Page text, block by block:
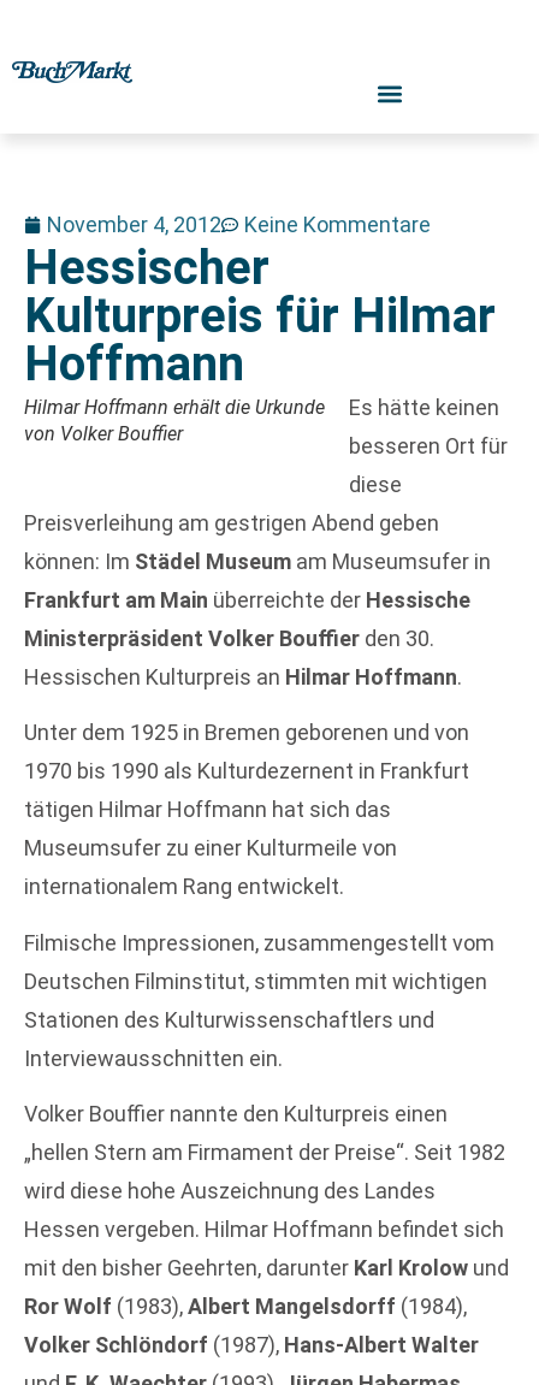
November 4, 2012 Keine Kommentare
Hessischer
Kulturpreis für Hilmar
Hoffmann
Hilmar Hoffmann erhält die Urkunde
von Volker Bouffier
Es hätte keinen
besseren Ort für
diese
Preisverleihung am gestrigen Abend geben
können: Im Städel Museum am Museumsufer in
Frankfurt am Main überreichte der Hessische
Ministerpräsident Volker Bouffier den 30.
Hessischen Kulturpreis an Hilmar Hoffmann.
Unter dem 1925 in Bremen geborenen und von
1970 bis 1990 als Kulturdezernent in Frankfurt
tätigen Hilmar Hoffmann hat sich das
Museumsufer zu einer Kulturmeile von
internationalem Rang entwickelt.
Filmische Impressionen, zusammengestellt vom
Deutschen Filminstitut, stimmten mit wichtigen
Stationen des Kulturwissenschaftlers und
Interviewausschnitten ein.
Volker Bouffier nannte den Kulturpreis einen
„hellen Stern am Firmament der Preise“. Seit 1982
wird diese hohe Auszeichnung des Landes
Hessen vergeben. Hilmar Hoffmann befindet sich
mit den bisher Geehrten, darunter Karl Krolow und
Ror Wolf (1983),Albert Mangelsdorff (1984),
Volker Schlöndorf (1987), Hans-Albert Walter